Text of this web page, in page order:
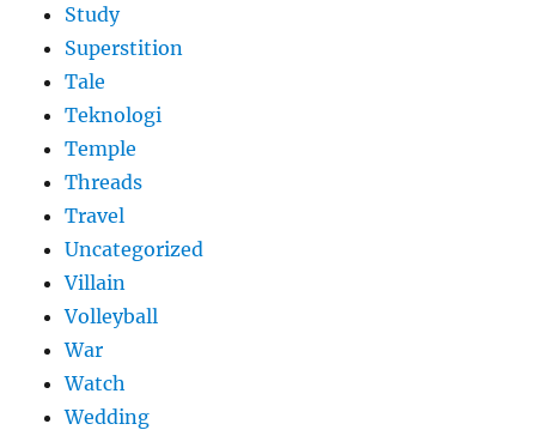
Study
Superstition
Tale
Teknologi
Temple
Threads
Travel
Uncategorized
Villain
Volleyball
War
Watch
Wedding